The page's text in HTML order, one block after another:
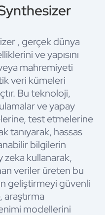
, gerçek dünya
ve yapısını
mahremiyeti
veri kümeleri
Bu teknoloji,
ve yapay
test etmelerine
tanıyarak, hassas
bilgilerin
zeka kullanarak,
veriler üreten bu
geliştirmeyi güvenli
modellerini